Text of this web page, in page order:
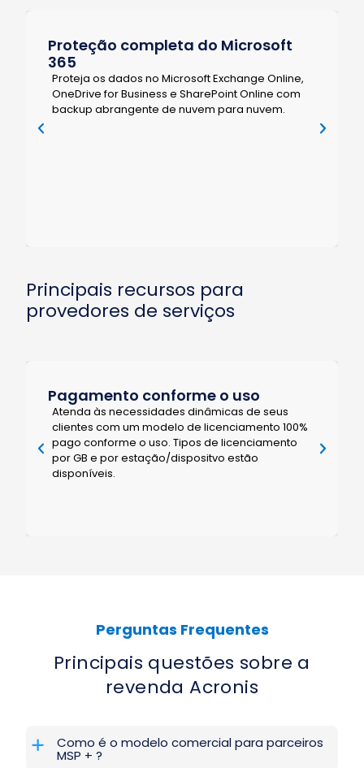
rápida e confiável.
Principais recursos para
provedores de serviços
Plesk e WHMCS.
Perguntas Frequentes
Principais questões sobre a
revenda Acronis
Como é o modelo comercial para parceiros
MSP + ?